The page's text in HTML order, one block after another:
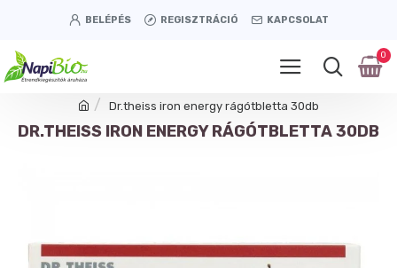
BELÉPÉS REGISZTRÁCIÓ KAPCSOLAT
0
Dr.theiss iron energy rágótbletta 30db
DR.THEISS IRON ENERGY RÁGÓTBLETTA 30DB